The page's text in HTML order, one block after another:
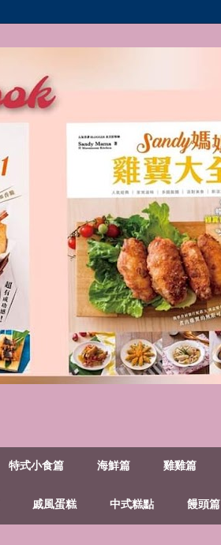
特式小食篇 海鮮篇 雞雞篇
戚風蛋糕 中式糕點 饅頭篇